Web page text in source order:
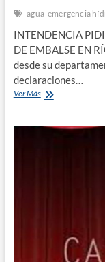
agua emergencia
INTENDENCIA
DE EMBALSE EN
desde su
declaraciones…
Ver MásS.O.S.